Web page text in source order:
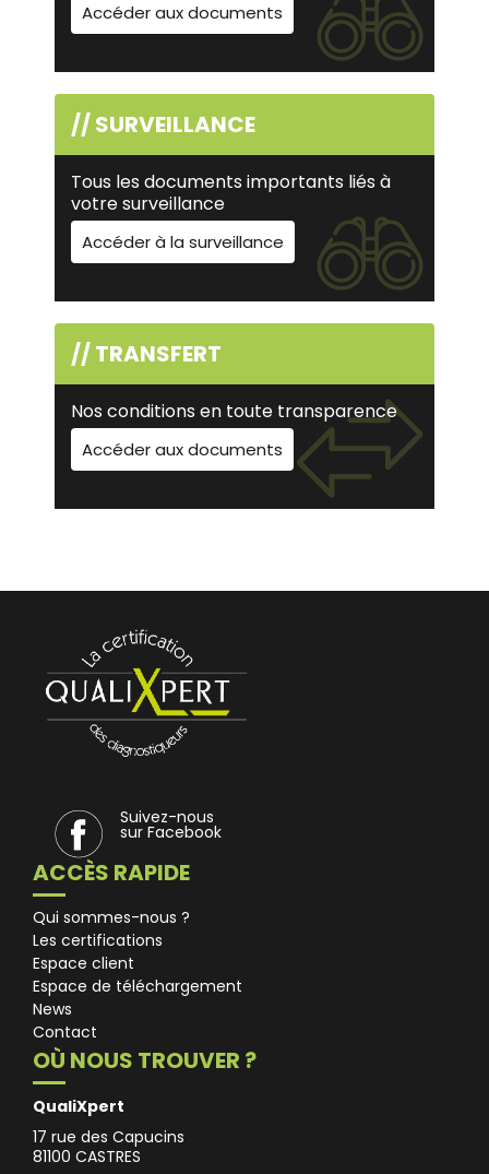
Accéder aux documents
// SURVEILLANCE
Tous les documents importants liés à
votre surveillance
Accéder à la surveillance
// TRANSFERT
Nos conditions en toute transparence
Accéder aux documents
Suivez-nous
sur Facebook
ACCÈS RAPIDE
Qui sommes-nous ?
Les certifications
Espace client
Espace de téléchargement
News
Contact
OÙ NOUS TROUVER ?
QualiXpert
17 rue des Capucins
81100 CASTRES